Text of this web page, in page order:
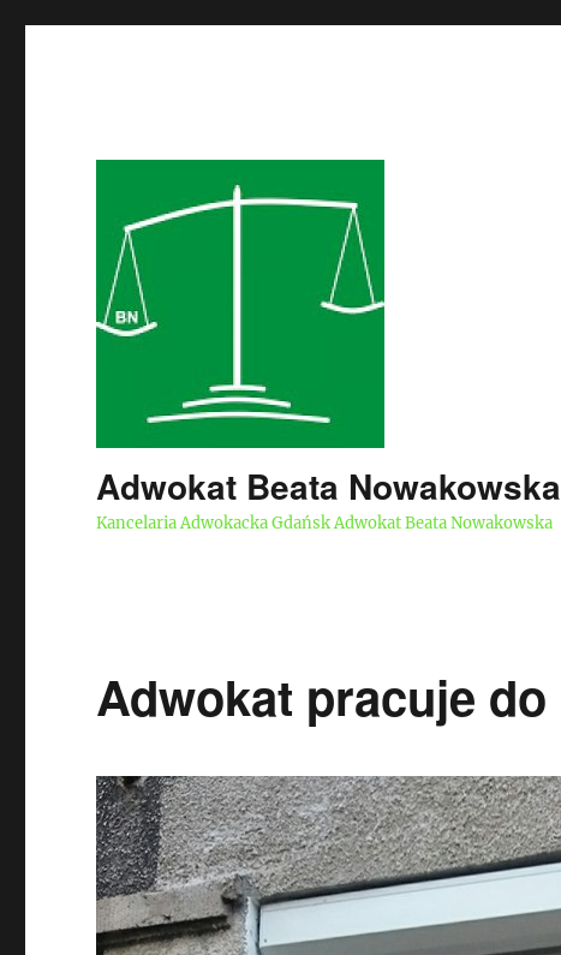
Adwokat Beata Nowakowska
Kancelaria Adwokacka Gdańsk Adwokat Beata Nowakowska
Adwokat pracuje do